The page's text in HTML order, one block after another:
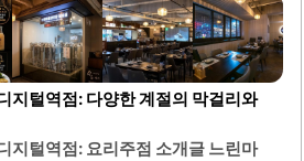
리되어 있어 손님들에게 안심을 제
손님들로 붐비며, 회전율이 높아 음식
이 있습니다.반찬 리필이 가능한 셀
더합니다. 다양한 메뉴가 준비되어
친구들과 함께 방문하기에 적합합
물찜을 즐기고자 하는 분들에게 최
지털역점: 다양한 계절의 막걸리와
지털역점: 요리주점 소개글 느린마